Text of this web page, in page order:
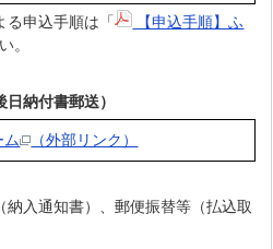
申込手順は「
【申込手順】ふ
。
納付書郵送）
ム （外部リンク）
入通知書）、郵便振替等（払込取